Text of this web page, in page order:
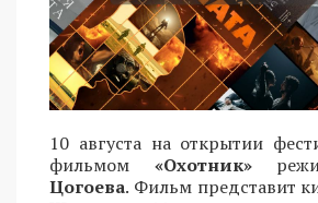
10 августа на открытии
фильмом «Охотник»
Цогоева. Фильм представит